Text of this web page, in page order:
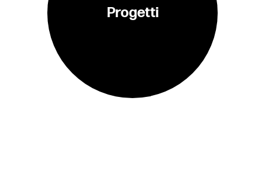
Progetti